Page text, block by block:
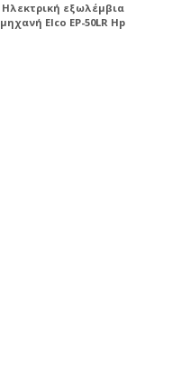
Ηλεκτρική εξωλέμβια
μηχανή Elco EP-50LR Hp